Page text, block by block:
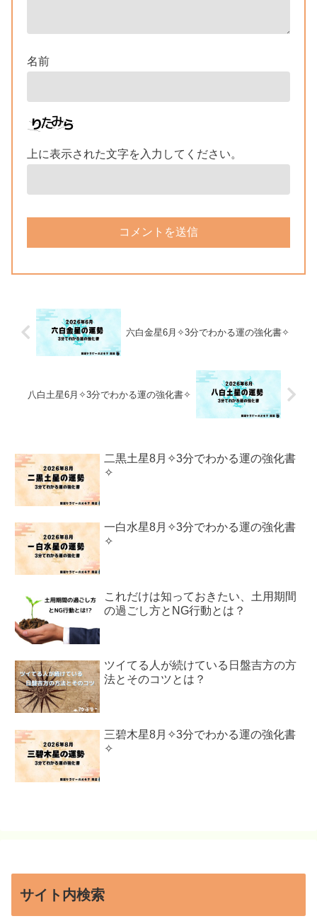
名前
上に表示された文字を入力してください。
六白金星6月✧3分でわかる運の強化書✧
八白土星6月✧3分でわかる運の強化書✧
二黒土星8月✧3分でわかる運の強化書
✧
一白水星8月✧3分でわかる運の強化書
✧
これだけは知っておきたい、土用期間
の過ごし方とNG行動とは？
ツイてる人が続けている日盤吉方の方
法とそのコツとは？
三碧木星8月✧3分でわかる運の強化書
✧
サイト内検索